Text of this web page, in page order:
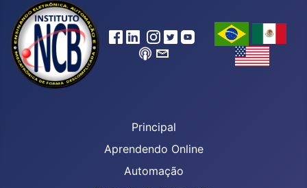
Principal
Aprendendo Online
Automação